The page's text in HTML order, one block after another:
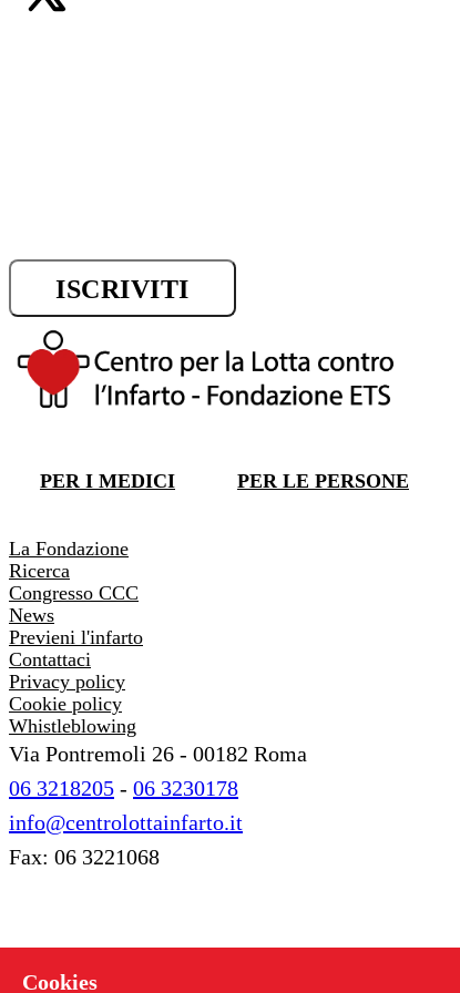
Cookies
ISCRIVITI
PER I MEDICI PER LE PERSONE
La Fondazione
Ricerca
Congresso CCC
News
Previeni l'infarto
Contattaci
Privacy policy
Cookie policy
Whistleblowing
Via Pontremoli 26 - 00182 Roma
06 3218205 - 06 3230178
info@centrolottainfarto.it
Fax: 06 3221068